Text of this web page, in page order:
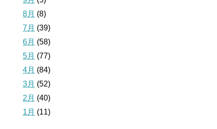
8月 (8)
7月 (39)
6月 (58)
5月 (77)
4月 (84)
3月 (52)
2月 (40)
1月 (11)